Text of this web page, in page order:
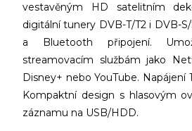
vestavěným HD satelitním
digitální tunery DVB-T/T2 i DVB-S/
a Bluetooth připojení.
streamovacím službám jako
Disney+ nebo YouTube. Napájení
Kompaktní design s hlasovým
záznamu na USB/HDD.